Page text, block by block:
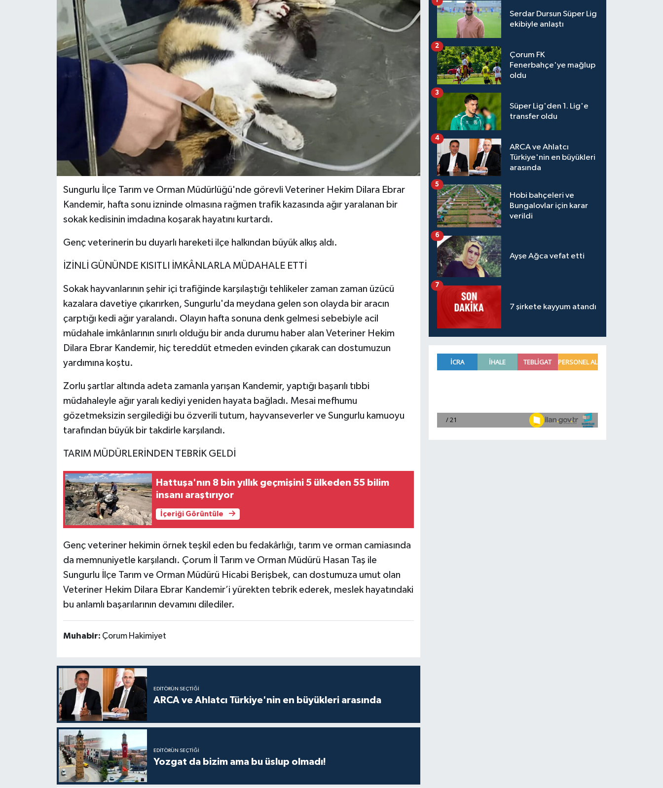
Sungurlu İlçe Tarım ve Orman Müdürlüğü'nde görevli Veteriner Hekim Dilara Ebrar
Kandemir, hafta sonu izninde olmasına rağmen trafik kazasında ağır yaralanan bir
sokak kedisinin imdadına koşarak hayatını kurtardı.
Genç veterinerin bu duyarlı hareketi ilçe halkından büyük alkış aldı.
İZİNLİ GÜNÜNDE KISITLI İMKÂNLARLA MÜDAHALE ETTİ
Sokak hayvanlarının şehir içi trafiğinde karşılaştığı tehlikeler zaman zaman üzücü
kazalara davetiye çıkarırken, Sungurlu'da meydana gelen son olayda bir aracın
çarptığı kedi ağır yaralandı. Olayın hafta sonuna denk gelmesi sebebiyle acil
müdahale imkânlarının sınırlı olduğu bir anda durumu haber alan Veteriner Hekim
Dilara Ebrar Kandemir, hiç tereddüt etmeden evinden çıkarak can dostumuzun
yardımına koştu.
Zorlu şartlar altında adeta zamanla yarışan Kandemir, yaptığı başarılı tıbbi
müdahaleyle ağır yaralı kediyi yeniden hayata bağladı. Mesai mefhumu
gözetmeksizin sergilediği bu özverili tutum, hayvanseverler ve Sungurlu kamuoyu
tarafından büyük bir takdirle karşılandı.
TARIM MÜDÜRLERİNDEN TEBRİK GELDİ
Hattuşa'nın 8 bin yıllık geçmişini 5 ülkeden 55 bilim
insanı araştırıyor
İçeriği Görüntüle
Genç veteriner hekimin örnek teşkil eden bu fedakârlığı, tarım ve orman camiasında
da memnuniyetle karşılandı. Çorum İl Tarım ve Orman Müdürü Hasan Taş ile
Sungurlu İlçe Tarım ve Orman Müdürü Hicabi Berişbek, can dostumuza umut olan
Veteriner Hekim Dilara Ebrar Kandemir’i yürekten tebrik ederek, meslek hayatındaki
bu anlamlı başarılarının devamını dilediler.
Muhabir: Çorum Hakimiyet
EDITÖRÜN SEÇTIĞI
ARCA ve Ahlatcı Türkiye'nin en büyükleri arasında
EDITÖRÜN SEÇTIĞI
Yozgat da bizim ama bu üslup olmadı!
Serdar Dursun Süper Lig
ekibiyle anlaştı
Çorum FK
Fenerbahçe'ye mağlup
oldu
2
Süper Lig'den 1. Lig'e
transfer oldu
3
ARCA ve Ahlatcı
Türkiye'nin en büyükleri
arasında
4
Hobi bahçeleri ve
Bungalovlar için karar
verildi
5
Ayşe Ağca vefat etti
6
7 şirkete kayyum atandı
7
OTOPARK